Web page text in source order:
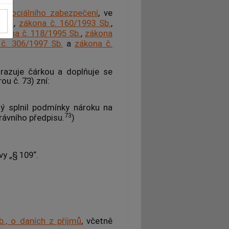
sociálního zabezpečení, ve
, zákona č. 160/1993 Sb.,
č. 118/1995 Sb., zákona
306/1997 Sb. a zákona č.
čárkou a doplňuje se
č. 73) zní:
splnil podmínky nároku na
předpisu. 73)
„§ 109“.
o daních z příjmů, včetně